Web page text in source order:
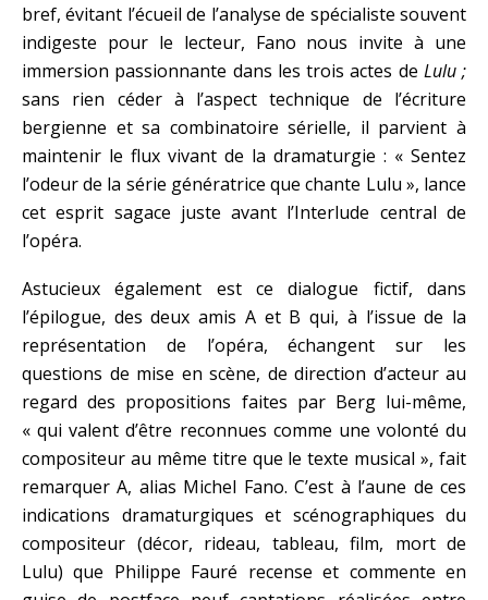
bref, évitant l’écueil de l’analyse de spécialiste souvent
indigeste pour le lecteur, Fano nous invite à une
immersion passionnante dans les trois actes de Lulu ;
sans rien céder à l’aspect technique de l’écriture
bergienne et sa combinatoire sérielle, il parvient à
maintenir le flux vivant de la dramaturgie : « Sentez
l’odeur de la série génératrice que chante Lulu », lance
cet esprit sagace juste avant l’Interlude central de
l’opéra.
Astucieux également est ce dialogue fictif, dans
l’épilogue, des deux amis A et B qui, à l’issue de la
représentation de l’opéra, échangent sur les
questions de mise en scène, de direction d’acteur au
regard des propositions faites par Berg lui-même,
« qui valent d’être reconnues comme une volonté du
compositeur au même titre que le texte musical », fait
remarquer A, alias Michel Fano. C’est à l’aune de ces
indications dramaturgiques et scénographiques du
compositeur (décor, rideau, tableau, film, mort de
Lulu) que Philippe Fauré recense et commente en